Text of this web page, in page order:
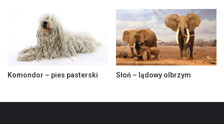
Komondor – pies pasterski Słoń – lądowy olbrzym